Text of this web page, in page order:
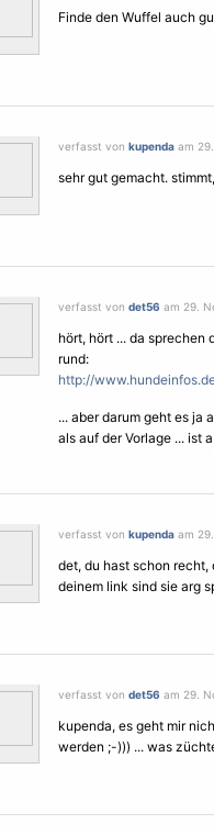
Finde den Wuffel auch
verfasst von kupenda am
sehr gut gemacht.
verfasst von det56 am 29.
hört, hört ... da sprechen
rund:
http://
... aber darum geht es ja
als auf derVorlage ... ist
verfasst von kupenda am
det, du hast schon
deinem link sind sie arg
verfasst von det56 am 29.
kupenda, es geht mir
werden ;-))) ... was